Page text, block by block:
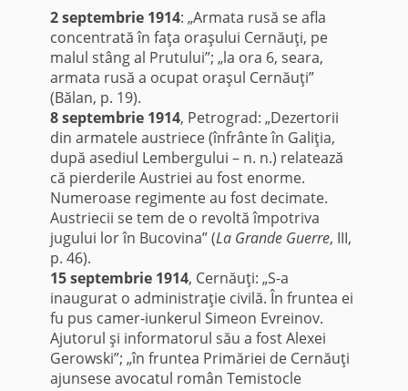
2 septembrie 1914: „Armata rusă se afla
concentrată în faţa oraşului Cernăuţi, pe
malul stâng al Prutului”; „la ora 6, seara,
armata rusă a ocupat oraşul Cernăuţi”
(Bălan, p. 19).
8 septembrie 1914, Petrograd: „Dezertorii
din armatele austriece (înfrânte în Galiţia,
după asediul Lembergului – n. n.) relatează
că pierderile Austriei au fost enorme.
Numeroase regimente au fost decimate.
Austriecii se tem de o revoltă împotriva
jugului lor în Bucovina” (La Grande Guerre, III,
p. 46).
15 septembrie 1914, Cernăuţi: „S-a
inaugurat o administraţie civilă. În fruntea ei
fu pus camer-iunkerul Simeon Evreinov.
Ajutorul şi informatorul său a fost Alexei
Gerowski”; „în fruntea Primăriei de Cernăuţi
ajunsese avocatul român Temistocle